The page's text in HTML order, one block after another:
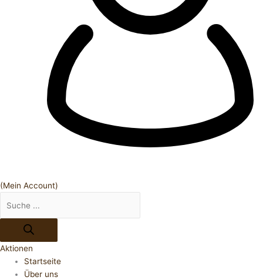
(Mein Account)
Aktionen
Startseite
Über uns